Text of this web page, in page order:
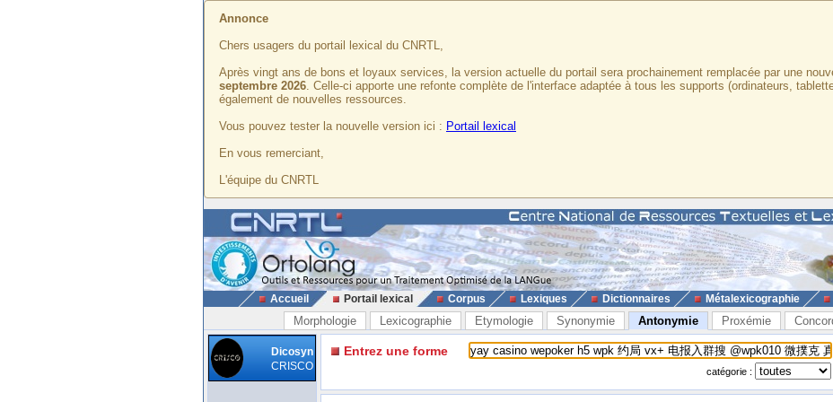
Annonce
Chers usagers du portail lexical du CNRTL,
Après vingt ans de bons et loyaux services, la version actuelle du portail sera prochainement remplacée par une
septembre 2026. Celle-ci apporte une refonte complète de l'interface adaptée à tous les supports (ordinateurs,
également de nouvelles ressources.
Vous pouvez tester la nouvelle version ici : Portail lexical
En vous remerciant,
L'équipe du CNRTL
Accueil Portail lexical Corpus Lexiques Dictionnaires Métalexicographie
Morphologie Lexicographie Etymologie Synonymie Antonymie Proxémie
Dicosyn
CRISCO
Entrez une forme
catégorie :